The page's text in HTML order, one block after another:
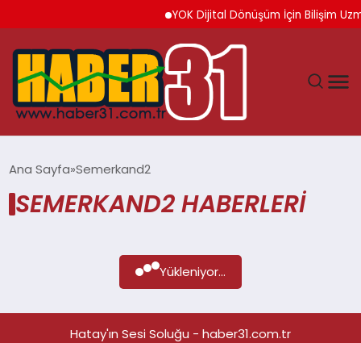
YOK Dijital Dönüşüm İçin Bilişim
HATAY
Ana Sayfa Semerkand2
SEMERKAND2 HABERLERI
Yükleniyor...
Hatay'ın Sesi Soluğu - haber31.com.tr